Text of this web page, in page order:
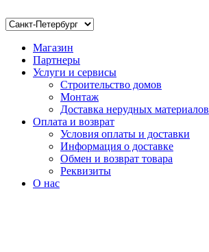
Магазин
Партнеры
Услуги и сервисы
Строительство домов
Монтаж
Доставка нерудных материалов
Оплата и возврат
Условия оплаты и доставки
Информация о доставке
Обмен и возврат товара
Реквизиты
О нас